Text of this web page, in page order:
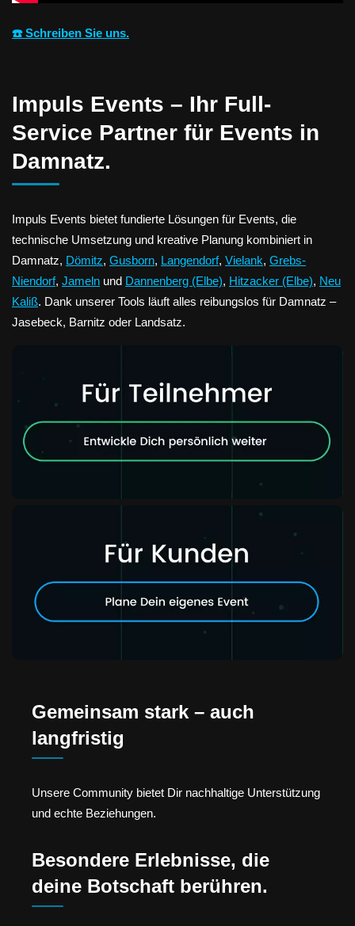
☎️ Schreiben Sie uns.
Impuls Events – Ihr Full-
Service Partner für Events in
Damnatz.
Impuls Events bietet fundierte Lösungen für Events, die
technische Umsetzung und kreative Planung kombiniert in
Damnatz, Dömitz, Gusborn, Langendorf, Vielank, Grebs-
Niendorf, Jameln und Dannenberg (Elbe), Hitzacker (Elbe), Neu
Kaliß. Dank unserer Tools läuft alles reibungslos für Damnatz –
Jasebeck, Barnitz oder Landsatz.
Gemeinsam stark – auch
langfristig
Unsere Community bietet Dir nachhaltige Unterstützung
und echte Beziehungen.
Besondere Erlebnisse, die
deine Botschaft berühren.